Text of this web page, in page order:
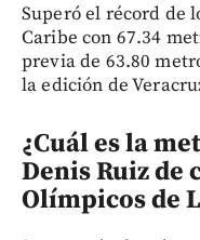
Superó el récord de
Caribe con 67.34
previa de 63.80
la edición de
¿Cuál es la
Denis Ruiz de
Olímpicos de